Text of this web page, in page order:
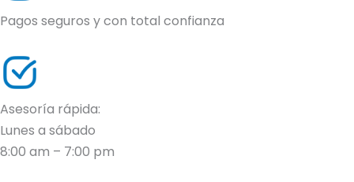
Pagos seguros y con total confianza
Asesoría rápida:
Lunes a sábado
8:00 am – 7:00 pm